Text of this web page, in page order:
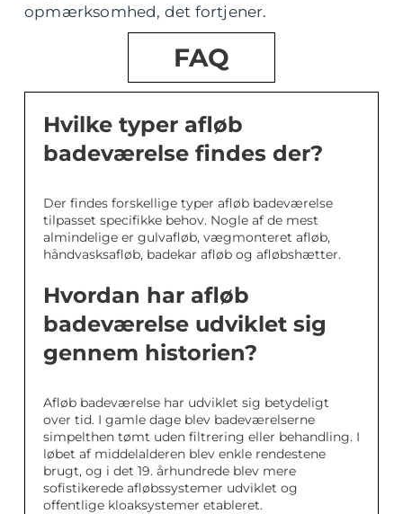
opmærksomhed, det fortjener.
FAQ
Hvilke typer afløb
badeværelse findes der?
Der findes forskellige typer afløb badeværelse
tilpasset specifikke behov. Nogle af de mest
almindelige er gulvafløb, vægmonteret afløb,
håndvasksafløb, badekar afløb og afløbshætter.
Hvordan har afløb
badeværelse udviklet sig
gennem historien?
Afløb badeværelse har udviklet sig betydeligt
over tid. I gamle dage blev badeværelserne
simpelthen tømt uden filtrering eller behandling. I
løbet af middelalderen blev enkle rendestene
brugt, og i det 19. århundrede blev mere
sofistikerede afløbssystemer udviklet og
offentlige kloaksystemer etableret.